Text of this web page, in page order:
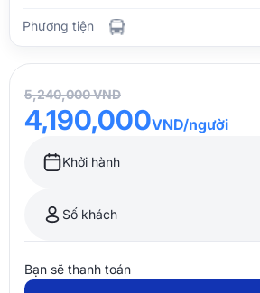
Phương tiện
5,240,000 VND
4,190,000VND/người
Khởi hành
Số khách
Bạn sẽ thanh toán